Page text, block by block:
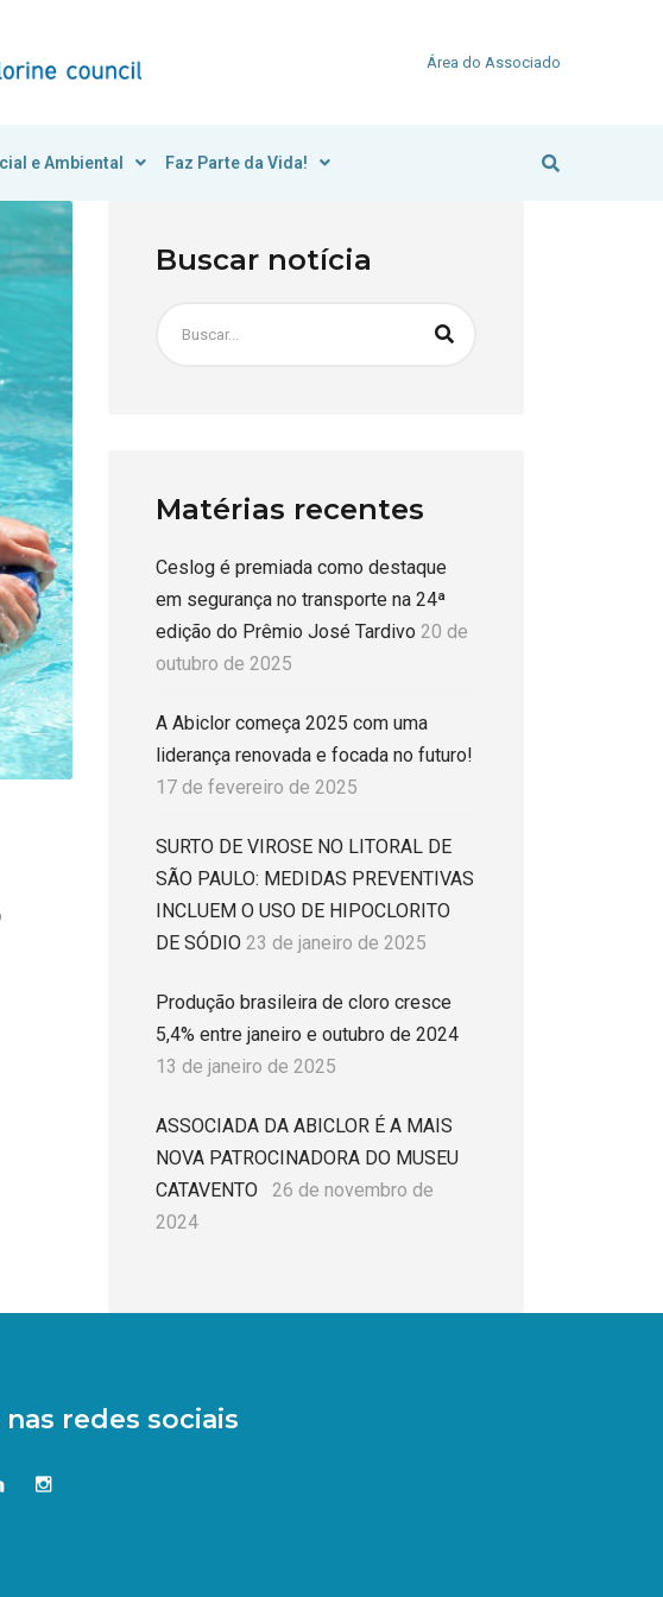
Área do Associado
e Ambiental Faz Parte da Vida!
Buscar notícia
Matérias recentes
Ceslog é premiada como destaque
em segurança no transporte na 24ª
edição do Prêmio José Tardivo 20 de
outubro de 2025
A Abiclor começa 2025 com uma
liderança renovada e focada no futuro!
17 de fevereiro de 2025
SURTO DE VIROSE NO LITORAL DE
SÃO PAULO: MEDIDAS PREVENTIVAS
INCLUEM O USO DE HIPOCLORITO
DE SÓDIO 23 de janeiro de 2025
Produção brasileira de cloro cresce
5,4% entre janeiro e outubro de 2024
13 de janeiro de 2025
ASSOCIADA DA ABICLOR É A MAIS
NOVA PATROCINADORA DO MUSEU
CATAVENTO
26 de novembro de
2024
nas redes sociais